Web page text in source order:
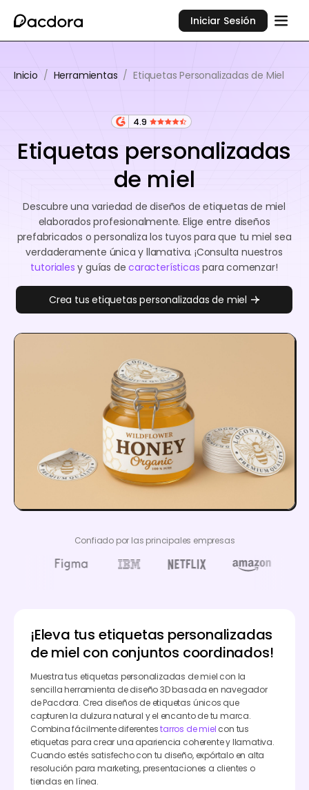
Iniciar Sesión
Inicio / Herramientas / Etiquetas Personalizadas de Miel
4.9
Etiquetas personalizadas
de miel
Descubre una variedad de diseños de etiquetas de miel
elaborados profesionalmente. Elige entre diseños
prefabricados o personaliza los tuyos para que tu miel sea
verdaderamente única y llamativa. ¡Consulta nuestros
tutoriales y guías decaracterísticas para comenzar!
Crea tus etiquetas personalizadas de miel
Confiado por las principales empresas
¡Eleva tus etiquetas personalizadas
de miel con conjuntos coordinados!
Muestra tus etiquetas personalizadas de miel con la
sencilla herramienta de diseño 3D basada en navegador
de Pacdora. Crea diseños de etiquetas únicos que
capturen la dulzura natural y el encanto de tu marca.
Combina fácilmente diferentestarros de miel con tus
etiquetas para crear una apariencia coherente y llamativa.
Cuando estés satisfecho con tu diseño, expórtalo en alta
resolución para marketing, presentaciones a clientes o
tiendas en línea.